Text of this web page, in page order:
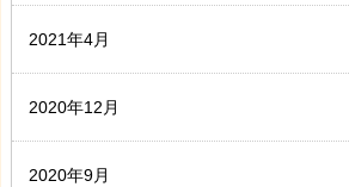
2021年4月
2020年12月
2020年9月